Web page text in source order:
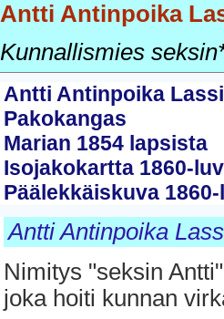
Antti Antinpoika
Kunnallismies
Antti Antinpoika
Pakokangas
Marian 1854 lapsista
Isojakokartta 1860-
Päälekkäiskuva
Antti Antinpoika
Nimitys "seksin
joka hoiti kunnan